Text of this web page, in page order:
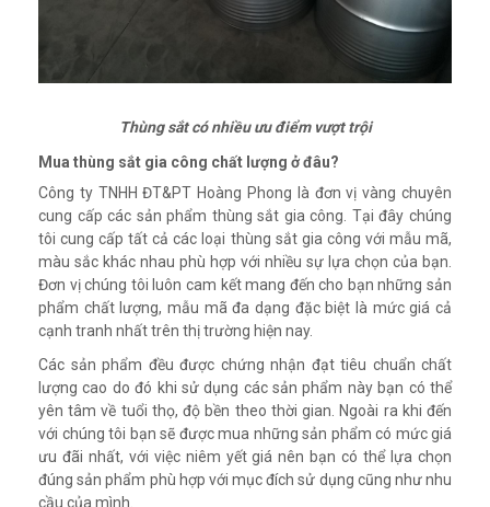
Thùng sắt có nhiều ưu điểm vượt trội
Mua thùng sắt gia công chất lượng ở đâu?
Công ty TNHH ĐT&PT Hoàng Phong là đơn vị vàng chuyên
cung cấp các sản phẩm thùng sắt gia công. Tại đây chúng
tôi cung cấp tất cả các loại thùng sắt gia công với mẫu mã,
màu sắc khác nhau phù hợp với nhiều sự lựa chọn của bạn.
Đơn vị chúng tôi luôn cam kết mang đến cho bạn những sản
phẩm chất lượng, mẫu mã đa dạng đặc biệt là mức giá cả
cạnh tranh nhất trên thị trường hiện nay.
Các sản phẩm đều được chứng nhận đạt tiêu chuẩn chất
lượng cao do đó khi sử dụng các sản phẩm này bạn có thể
yên tâm về tuổi thọ, độ bền theo thời gian. Ngoài ra khi đến
với chúng tôi bạn sẽ được mua những sản phẩm có mức giá
ưu đãi nhất, với việc niêm yết giá nên bạn có thể lựa chọn
đúng sản phẩm phù hợp với mục đích sử dụng cũng như nhu
cầu của mình.